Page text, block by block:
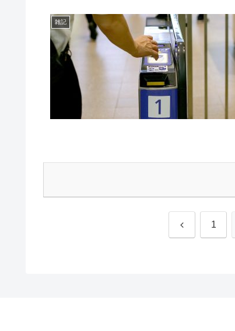
雑記
前 1